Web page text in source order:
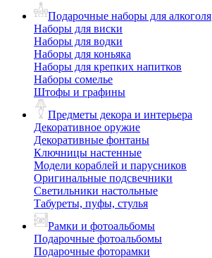
Подарочные наборы для алкоголя
Наборы для виски
Наборы для водки
Наборы для коньяка
Наборы для крепких напитков
Наборы сомелье
Штофы и графины
Предметы декора и интерьера
Декоративное оружие
Декоративные фонтаны
Ключницы настенные
Модели кораблей и парусников
Оригинальные подсвечники
Светильники настольные
Табуреты, пуфы, стулья
Рамки и фотоальбомы
Подарочные фотоальбомы
Подарочные фоторамки